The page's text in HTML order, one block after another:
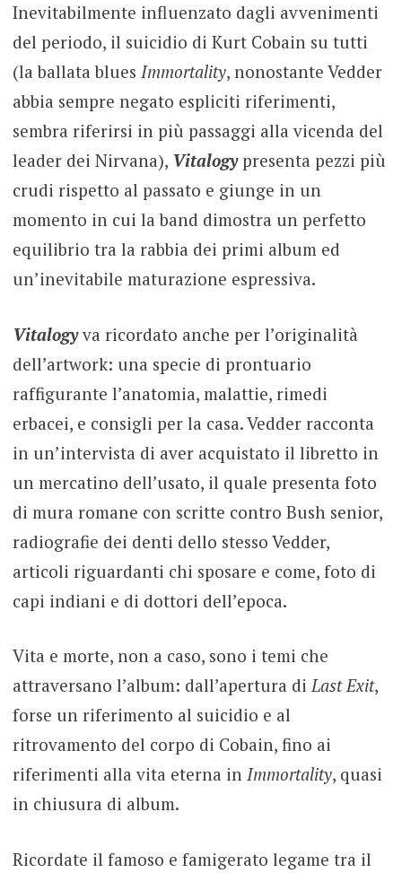
Inevitabilmente influenzato dagli avvenimenti
del periodo, il suicidio di Kurt Cobain su tutti
(la ballata blues Immortality, nonostante Vedder
abbia sempre negato espliciti riferimenti,
sembra riferirsi in più passaggi alla vicenda del
leader dei Nirvana), Vitalogypresenta pezzi più
crudi rispetto al passato e giunge in un
momento in cui la band dimostra un perfetto
equilibrio tra la rabbia dei primi album ed
un’inevitabile maturazione espressiva.
Vitalogyva ricordato anche per l’originalità
dell’artwork: una specie di prontuario
raffigurante l’anatomia, malattie, rimedi
erbacei, e consigli per la casa. Vedder racconta
in un’intervista di aver acquistato il libretto in
un mercatino dell’usato, il quale presenta foto
di mura romane con scritte contro Bush senior,
radiografie dei denti dello stesso Vedder,
articoli riguardanti chi sposare e come, foto di
capi indiani e di dottori dell’epoca.
Vita e morte, non a caso, sono i temi che
attraversano l’album: dall’apertura diLast Exit,
forse un riferimento al suicidio e al
ritrovamento del corpo di Cobain, fino ai
riferimenti alla vita eterna in Immortality, quasi
in chiusura di album.
Ricordate il famoso e famigerato legame tra il